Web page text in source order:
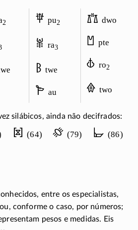
2 𐁆 pu2
𐁉 ra3
𐁌 twe
𐁂 au
𐁄dwo
𐁇pte
𐁊ro2
𐁍two
silábicos, ainda não decifrados:
𐁘(64) 𐁙 (79) 𐁜(86)
entre os especialistas,
conforme o caso, por números;
pesos e medidas. Eis